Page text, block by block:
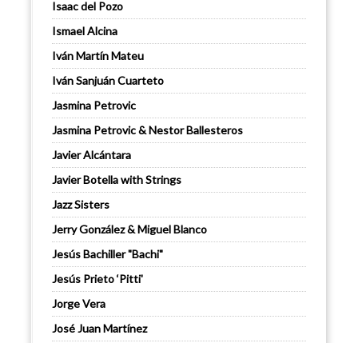
Isaac del Pozo
Ismael Alcina
Iván Martín Mateu
Iván Sanjuán Cuarteto
Jasmina Petrovic
Jasmina Petrovic & Nestor Ballesteros
Javier Alcántara
Javier Botella with Strings
Jazz Sisters
Jerry González & Miguel Blanco
Jesús Bachiller "Bachi"
Jesús Prieto ‘Pitti'
Jorge Vera
José Juan Martínez